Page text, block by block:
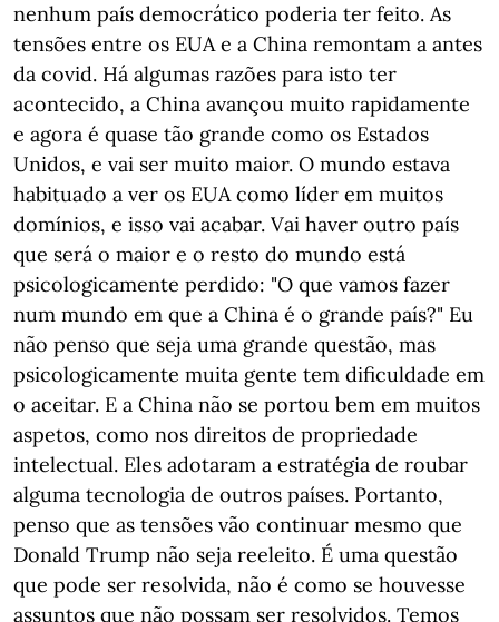
nenhum país democrático poderia ter feito. As
tensões entre os EUA e a China remontam a antes
da covid. Há algumas razões para isto ter
acontecido, a China avançou muito rapidamente
e agora é quase tão grande como os Estados
Unidos, e vai ser muito maior. O mundo estava
habituado a ver os EUA como líder em muitos
domínios, e isso vai acabar. Vai haver outro país
que será o maior e o resto do mundo está
psicologicamente perdido: "O que vamos fazer
num mundo em que a China é o grande país?" Eu
não penso que seja uma grande questão, mas
psicologicamente muita gente tem dificuldade em
o aceitar. E a China não se portou bem em muitos
aspetos, como nos direitos de propriedade
intelectual. Eles adotaram a estratégia de roubar
alguma tecnologia de outros países. Portanto,
penso que as tensões vão continuar mesmo que
Donald Trump não seja reeleito. É uma questão
que pode ser resolvida, não é como se houvesse
assuntos que não possam ser resolvidos. Temos